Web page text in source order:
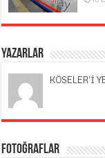
Yazarlar
KÖSELER’İ
Fotoğraflar